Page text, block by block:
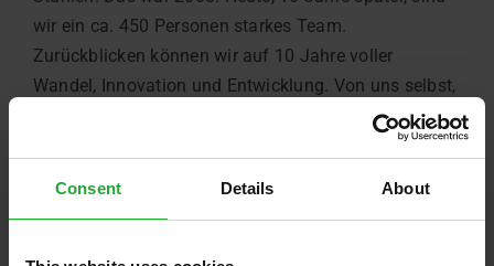
Consent Details About
wir ein ca. 450 Personen starkes Team.
Zurückblicken können wir auf 10 Jahre voller
Wandel, Innovation und Entwicklung. Von uns selbst,
aber auch von Software- und Systemlösungen,
Prototypen und Serienmodellen und damit auch [...]
Weiterlesen